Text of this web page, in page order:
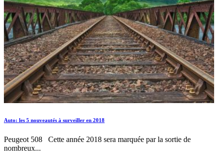
Auto: les 5 nouveautés à surveiller en 2018
Peugeot 508 Cette année 2018 sera marquée par la sortie de
nombreux...